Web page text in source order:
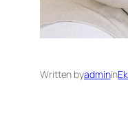
Written byadminin